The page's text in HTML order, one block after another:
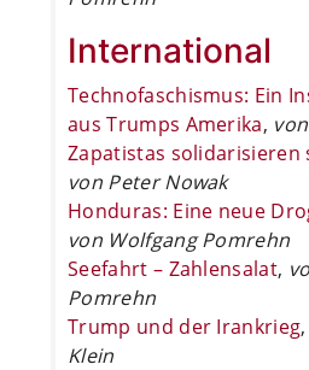
International
Technofaschismus: Ein
aus Trumps Amerika,
Zapatistas solidarisieren
von Peter Nowak
Honduras: Eine neue
von Wolfgang Pomrehn
Seefahrt – Zahlensalat,
Pomrehn
Trump und der Irankrieg,
Klein